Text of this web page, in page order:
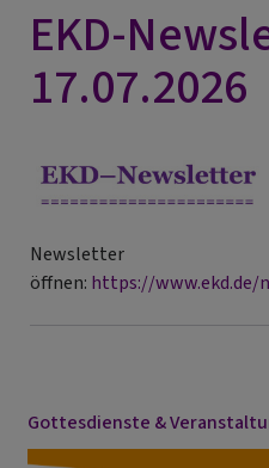
EKD-
17.07.2026
Newsletter
öffnen: https://www.ekd.de/
Gottesdienste &